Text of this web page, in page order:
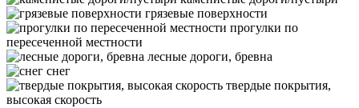
грязевые поверхности
прогулки по
пересеченной местности
лесные дороги, бревна
снег
твердые покрытия,
высокая скорость